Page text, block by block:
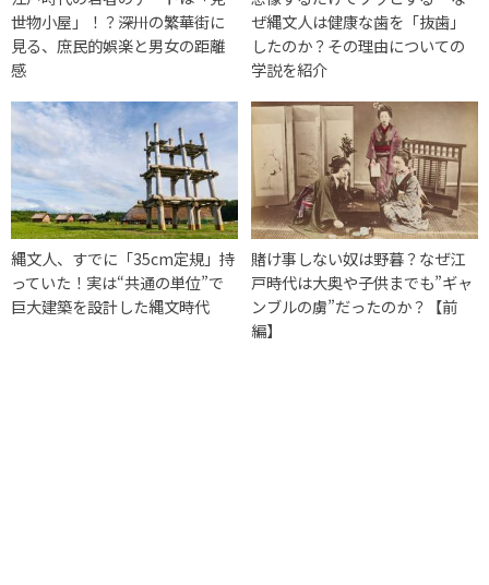
世物小屋」！？――深川の繁華街に
見る、庶民的娯楽と男女の距離
感
ぜ縄文人は健康な歯を「抜歯」
したのか？その理由についての
学説を紹介
縄文人、すでに「35cm定規」持
っていた！実は“共通の単位”で
巨大建築を設計した縄文時代
賭け事しない奴は野暮？なぜ江
戸時代は大奥や子供までも”ギャ
ンブルの虜”だったのか？【前
編】